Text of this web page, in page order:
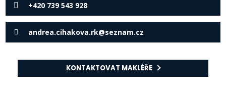
+420 739 543 928
andrea.cihakova.rk@seznam.cz
KONTAKTOVAT MAKLÉŘE